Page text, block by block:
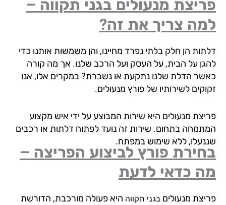
מנעולים בגני תקווה –
צריך את זה?
הן חלק בלתי נפרד מחיינו, והן משמשות אותנו כדי
על הבית, על העסק ועל הרכב שלנו. אך מה קורה
הדלת שלנו נתקעת או נשברת? במקרים אלו, אנו
לשירותיו של פורץ מנעולים.
מנעולים היא שירות המבוצע על ידי איש מקצוע
בתחום. שירות זה נועד לפתוח דלתות או רכבים
ללא שימוש במפתח.
פורץ לביצוע הפריצה –
כדאי לדעת
מנעוליםבגני תקווההיא פעולה מורכבת, הדורשת